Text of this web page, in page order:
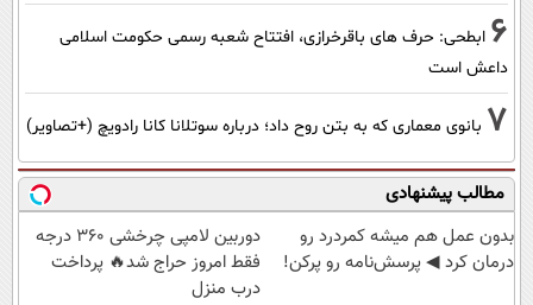
6 ابطحی: حرف های باقرخرازی، افتتاح شعبه رسمی حکومت اسلامی
داعش است
7 بانوی معماری که به بتن روح داد؛ درباره سوتلانا کانا رادویچ (+تصاویر)
مطالب پیشنهادی
بدون عمل هم میشه کمردرد رو
درمان کرد ◀ پرسش‎‌نامه رو پرکن!
دوربین لامپی چرخشی 360 درجه
فقط امروز حراج شد🔥 پرداخت
درب منزل